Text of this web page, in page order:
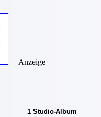
1 Studio-Album
Anzeige